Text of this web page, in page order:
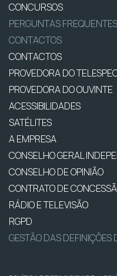
CONCURSOS
PERGUNTAS FREQUENTES
CONTACTOS
CONTACTOS
PROVEDORA DO
PROVEDORA DO OUVINTE
ACESSIBILIDADES
SATÉLITES
A EMPRESA
CONSELHO GERAL
CONSELHO DE OPINIÃO
CONTRATO DE
RÁDIO E TELEVISÃO
RGPD
GESTÃO DAS DEFINIÇÕES